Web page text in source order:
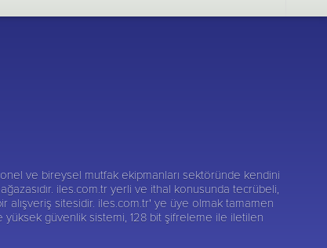
ve bireysel mutfak ekipmanları sektöründe kendini
iles.com.tr yerli ve ithal konusunda tecrübeli,
alışveriş sitesidir. iles.com.tr' ye üye olmak tamamen
güvenlik sistemi, 128 bit şifreleme ile iletilen